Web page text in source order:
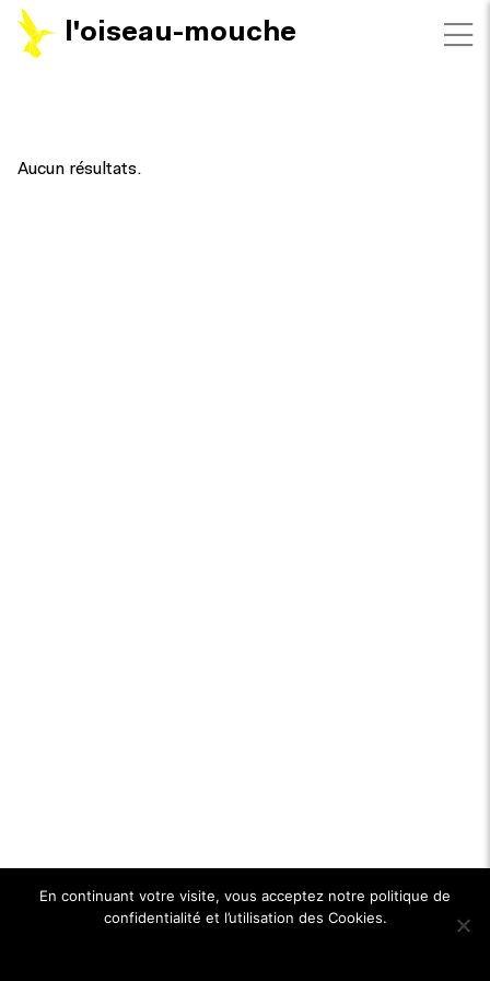
l'oiseau-mouche
FILTRES
Aucun résultats.
En continuant votre visite, vous acceptez notre politique de
confidentialité et l’utilisation des Cookies.